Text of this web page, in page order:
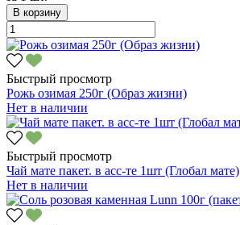
В корзину
Быстрый просмотр
Рожь озимая 250г (Образ жизни)
Нет в наличии
Быстрый просмотр
Чай мате пакет. в асс-те 1шт (Глобал мате)
Нет в наличии